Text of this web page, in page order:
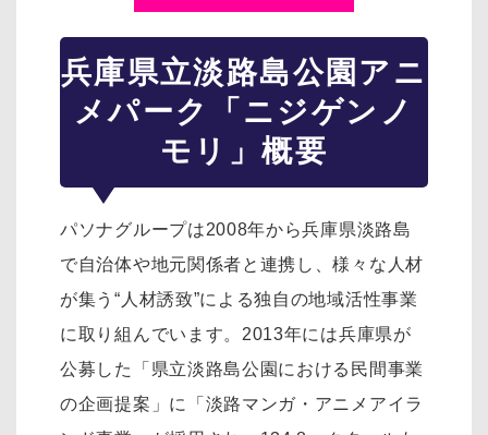
兵庫県立淡路島公園アニ
メパーク「ニジゲンノ
モリ」概要
パソナグループは2008年から兵庫県淡路島
で自治体や地元関係者と連携し、様々な人材
が集う“人材誘致”による独自の地域活性事業
に取り組んでいます。2013年には兵庫県が
公募した「県立淡路島公園における民間事業
の企画提案」に「淡路マンガ・アニメアイラ